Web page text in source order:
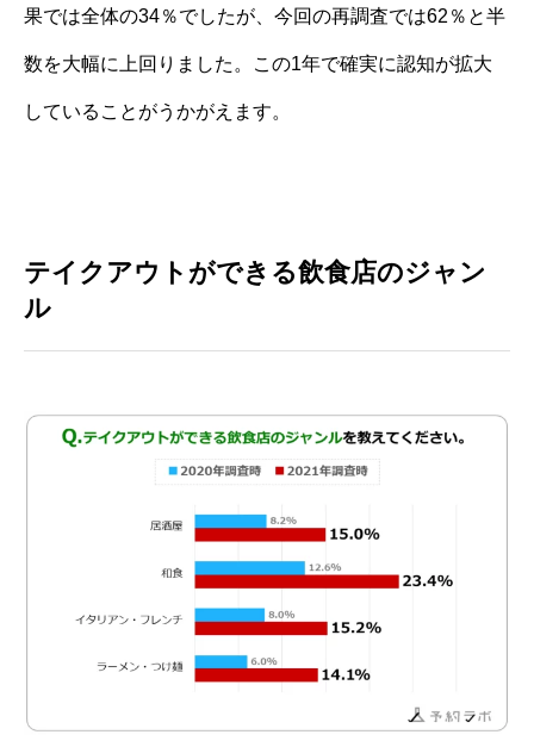
果では全体の34％でしたが、今回の再調査では62％と半
数を大幅に上回りました。この1年で確実に認知が拡大
していることがうかがえます。
テイクアウトができる飲食店のジャン
ル